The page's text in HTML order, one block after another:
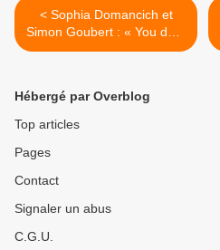
< Sophia Domancich et
Simon Goubert : « You dont
know what love is »
Hébergé par Overblog
Top articles
Pages
Contact
Signaler un abus
C.G.U.